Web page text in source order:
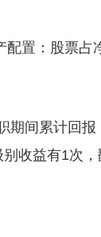
配置：股票占
期间累计回报
收益有1次，